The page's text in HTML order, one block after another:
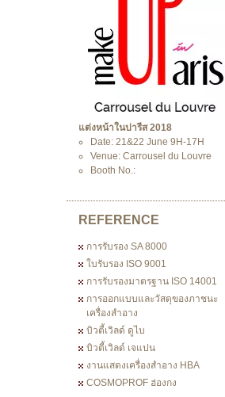
แต่งหน้าในปารีส 2018
Date: 21&22 June 9H-17H
Venue: Carrousel du Louvre
Booth No.:
REFERENCE
การรับรอง SA 8000
ใบรับรอง ISO 9001
การรับรองมาตรฐาน ISO 14001
การออกแบบและวัสดุของภาชนะ
เครื่องสำอาง
บิวตี้เวิลด์ ดูไบ
บิวตี้เวิลด์ เจแปน
งานแสดงเครื่องสำอาง HBA
COSMOPROF ฮ่องกง